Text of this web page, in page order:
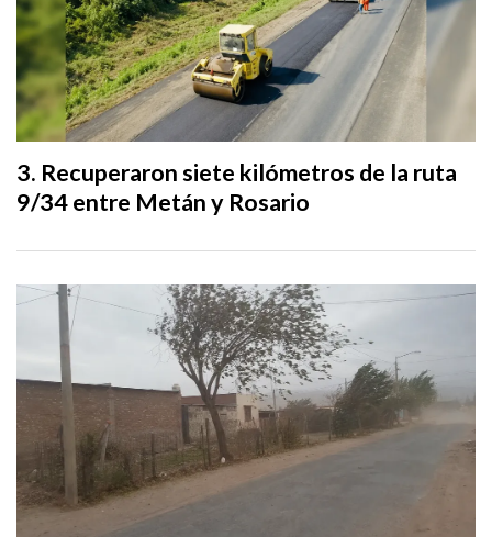
Recuperaron siete kilómetros de la ruta
9/34 entre Metán y Rosario